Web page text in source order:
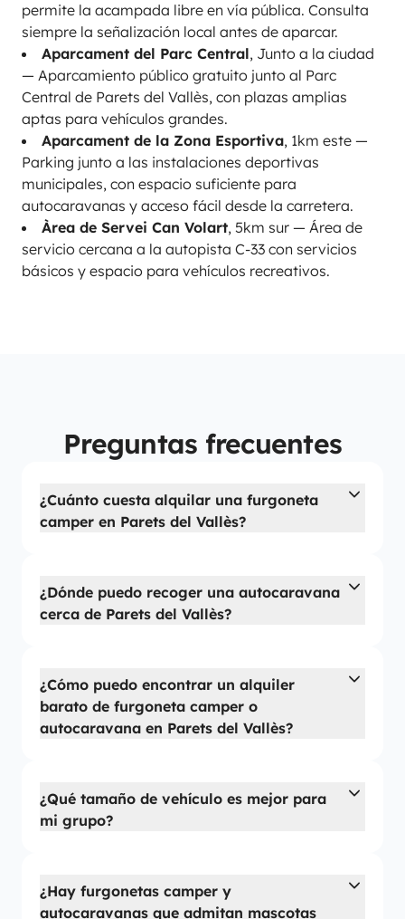
permite la acampada libre en vía pública. Consulta
siempre la señalización local antes de aparcar.
Aparcament del Parc Central, Junto a la ciudad
— Aparcamiento público gratuito junto al Parc
Central de Parets del Vallès, con plazas amplias
aptas para vehículos grandes.
Aparcament de la Zona Esportiva, 1km este —
Parking junto a las instalaciones deportivas
municipales, con espacio suficiente para
autocaravanas y acceso fácil desde la carretera.
Àrea de Servei Can Volart, 5km sur — Área de
servicio cercana a la autopista C-33 con servicios
básicos y espacio para vehículos recreativos.
Preguntas frecuentes
¿Cuánto cuesta alquilar una furgoneta
camper en Parets del Vallès?
¿Dónde puedo recoger una autocaravana
cerca de Parets del Vallès?
¿Cómo puedo encontrar un alquiler
barato de furgoneta camper o
autocaravana en Parets del Vallès?
¿Qué tamaño de vehículo es mejor para
mi grupo?
¿Hay furgonetas camper y
autocaravanas que admitan mascotas